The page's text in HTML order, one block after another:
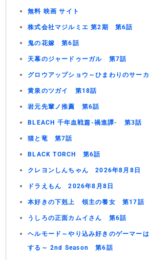
無料 映画 サイト
株式会社マジルミエ 第2期 第6話
鬼の花嫁 第6話
天幕のジャードゥーガル 第7話
グロウアップショウ～ひまわりのサー
黄泉のツガイ 第18話
岩元先輩ノ推薦 第6話
BLEACH 千年血戦篇-禍進譚- 第3話
猫と竜 第7話
BLACK TORCH 第6話
クレヨンしんちゃん 2026年8月8日
ドラえもん 2026年8月8日
本好きの下剋上 領主の養女 第17話
うしろの正面カムイさん 第6話
ヘルモード～やり込み好きのゲーマー
する～ 2nd Season 第6話